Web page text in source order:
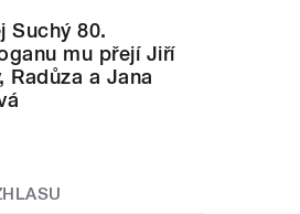
Suchý 80.
mu přejí Jiří
Radůza a Jana